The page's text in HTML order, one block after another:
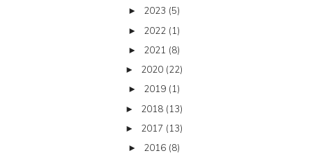
► 2023 (5)
► 2022 (1)
► 2021 (8)
► 2020 (22)
► 2019 (1)
► 2018 (13)
► 2017 (13)
► 2016 (8)